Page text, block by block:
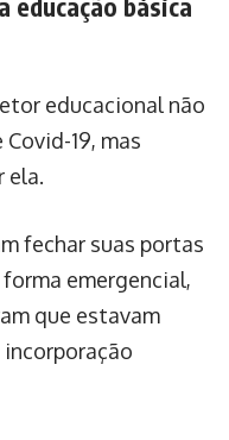
básica
educacional não
19, mas
ela.
fechar suas portas
emergencial,
que estavam